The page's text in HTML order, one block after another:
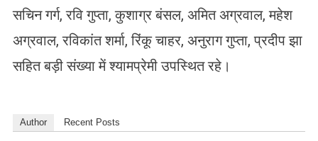
सचिन गर्ग, रवि गुप्ता, कुशाग्र बंसल, अमित अग्रवाल, महेश
अग्रवाल, रविकांत शर्मा, रिंकू चाहर, अनुराग गुप्ता, प्रदीप झा
सहित बड़ी संख्या में श्यामप्रेमी उपस्थित रहे।
Author Recent Posts